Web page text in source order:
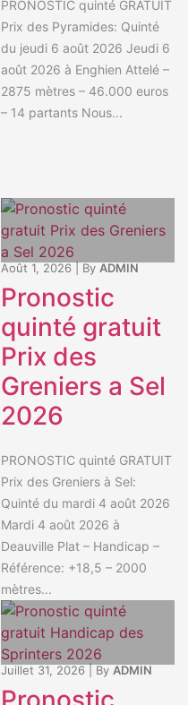
PRONOSTIC quinté GRATUIT
Prix des Pyramides: Quinté
du jeudi 6 août 2026 Jeudi 6
août 2026 à Enghien Attelé –
2875 mètres – 46.000 euros
– 14 partants Nous...
Août 1, 2026 By ADMIN
Pronostic
quinté gratuit
Prix des
Greniers a Sel
2026
PRONOSTIC quinté GRATUIT
Prix des Greniers à Sel:
Quinté du mardi 4 août 2026
Mardi 4 août 2026 à
Deauville Plat – Handicap –
Référence: +18,5 – 2000
mètres...
Juillet 31, 2026 By ADMIN